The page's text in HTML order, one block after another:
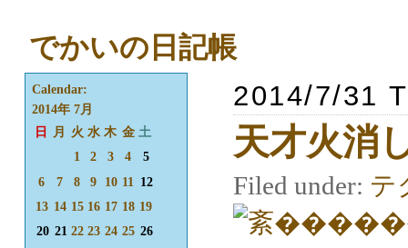
でかいの日記帳
2014/7/31
天才火消
Filed under: テ
Calendar:
2014年 7月
日
月 火 水 木 金 土
1 2 3 4
5
6
7 8 9 10 11
12
13 14 15 16 17 18 19
20 21 22 23 24 25 26